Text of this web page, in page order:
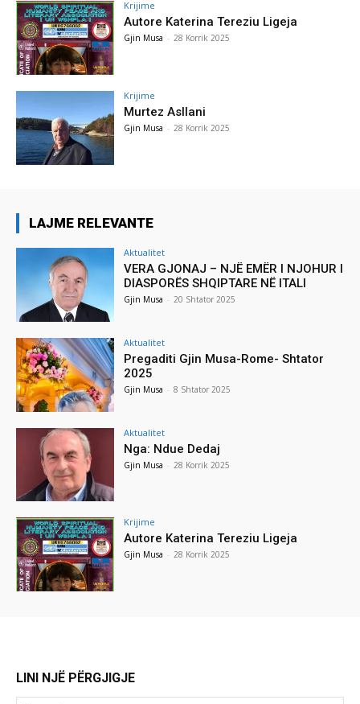
Krijime
Autore Katerina Tereziu Ligeja
Gjin Musa - 28 Korrik 2025
Krijime
Murtez Asllani
Gjin Musa - 28 Korrik 2025
LAJME RELEVANTE
Aktualitet
VERA GJONAJ – NJË EMËR I NJOHUR I
DIASPORËS SHQIPTARE NË ITALI
Gjin Musa - 20 Shtator 2025
Aktualitet
Pregaditi Gjin Musa-Rome- Shtator
2025
Gjin Musa - 8 Shtator 2025
Aktualitet
Nga: Ndue Dedaj
Gjin Musa - 28 Korrik 2025
Krijime
Autore Katerina Tereziu Ligeja
Gjin Musa - 28 Korrik 2025
LINI NJË PËRGJIGJE